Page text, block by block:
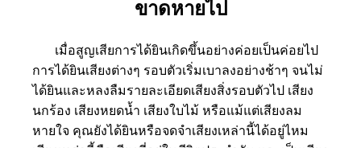
ขาดหายไป
เมื่อสูญเสียการได้ยินเกิดขึ้นอย่างค่อยเป็นค่อยไป
การได้ยินเสียงต่างๆ รอบตัวเริ่มเบาลงอย่างช้าๆ จนไม่
ได้ยินและหลงลืมรายละเอียดเสียงสิ่งรอบตัวไป เสียง
นกร้อง เสียงหยดน้ำ เสียงใบไม้ หรือแม้แต่เสียงลม
หายใจ คุณยังได้ยินหรือจดจำเสียงเหล่านี้ได้อยู่ไหม